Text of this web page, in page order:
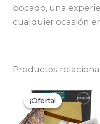
bocado, una
cualquier ocasión
Productos
¡Oferta!
¡Oferta!